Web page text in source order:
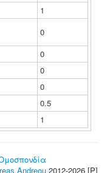
1
0
0
0
0
0.5
1
Andreou 2012-2026 [P]